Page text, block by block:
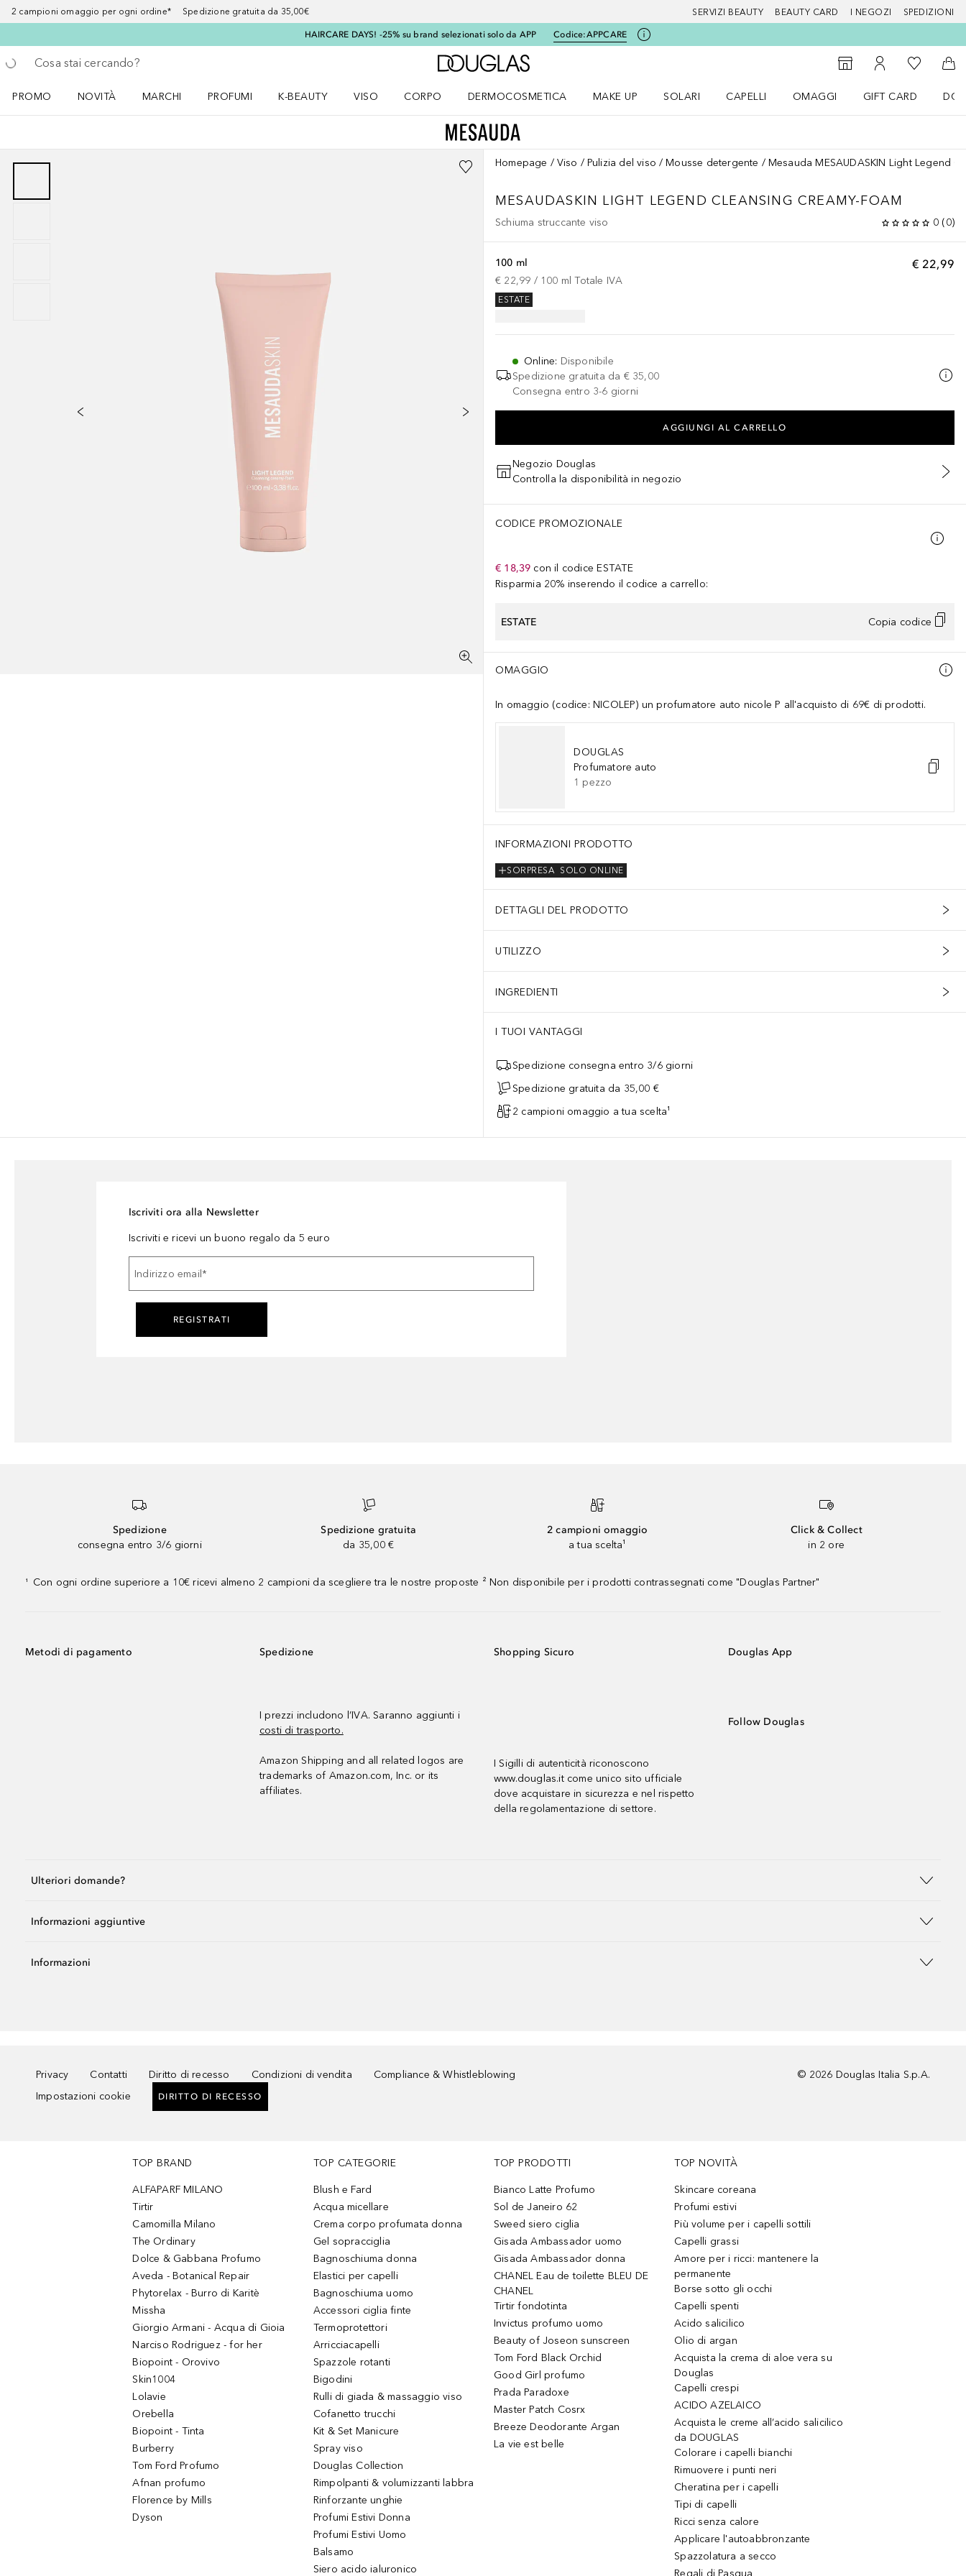
2 campioni omaggio per ogni ordine* Spedizione gratuita da 35,00€ SERVIZI BEAUTY BEAUTY CARD I NEGOZI SPEDIZIONI
HAIRCARE DAYS! -25% su brand selezionati solo da APP Codice:APPCARE
Torna indietro
Esegui ricerca
A Douglas Home
StorefinderAl Mio Account
Alla Mia
Al
PROMO
NOVITÀ
MARCHI
PROFUMI
K-BEAUTY
VISO
CORPO
DERMOCOSMETICA
MAKE UP
SOLARI
CAPELLI
OMAGGI
GIFT CARD
Homepage Viso Pulizia del viso Mousse detergente Mesauda MESAUDASKIN Light Legend
MESAUDASKIN LIGHT LEGEND CLEANSING CREAMY-FOAM
Schiuma struccante viso 0 (0)
€ 22,99
100 ml
€ 22,99 / 100 ml Totale IVA
ESTATE
Online: Disponibile
Spedizione gratuita da € 35,00
Consegna entro 3-6 giorni
AGGIUNGI AL CARRELLO
Negozio Douglas
Controlla la disponibilità in negozio
CODICE PROMOZIONALE
€ 18,39 con il codice ESTATE
Risparmia 20% inserendo il codice a carrello:
ESTATE Copia codice
OMAGGIO
In omaggio (codice: NICOLEP) un profumatore auto nicole P all'acquisto di 69€ di prodotti.
DOUGLAS
Profumatore auto
1 pezzo
INFORMAZIONI PRODOTTO
SOLO ONLINE
SORPRESA
DETTAGLI DEL PRODOTTO
UTILIZZO
INGREDIENTI
I TUOI VANTAGGI
Spedizione consegna entro 3/6 giorni
Spedizione gratuita da 35,00 €
2 campioni omaggio a tua scelta¹
Iscriviti ora alla Newsletter
Iscriviti e ricevi un buono regalo da 5 euro
Indirizzo email *
REGISTRATI
Spedizione
consegna entro 3/6 giorni
Spedizione gratuita
da 35,00 €
2 campioni omaggio
a tua scelta¹
Click & Collect
in 2 ore
¹ Con ogni ordine superiore a 10€ ricevi almeno 2 campioni da scegliere tra le nostre proposte ² Non disponibile per i prodotti contrassegnati come "Douglas Partner"
Metodi di pagamento Spedizione
I prezzi includono l’IVA. Saranno aggiunti i
costi di trasporto.
Amazon Shipping and all related logos are
trademarks of Amazon.com, Inc. or its
affiliates.
Shopping Sicuro
I Sigilli di autenticità riconoscono
www.douglas.it come unico sito ufficiale
dove acquistare in sicurezza e nel rispetto
della regolamentazione di settore.
Douglas App
Follow Douglas
Ulteriori domande?
Informazioni aggiuntive
Informazioni
Privacy Contatti Diritto di recesso Condizioni di vendita
Compliance & Whistleblowing
Impostazioni cookie
DIRITTO DI RECESSO
© 2026 Douglas Italia S.p.A.
TOP BRAND
ALFAPARF MILANO
Tirtir
Camomilla Milano
The Ordinary
Dolce & Gabbana Profumo
Aveda - Botanical Repair
Phytorelax - Burro di Karitè
Missha
Giorgio Armani - Acqua di Gioia
Narciso Rodriguez - for her
Biopoint - Orovivo
Skin1004
Lolavie
Orebella
Biopoint - Tinta
Burberry
Tom Ford Profumo
Afnan profumo
Florence by Mills
Dyson
TOP CATEGORIE
Blush e Fard
Acqua micellare
Crema corpo profumata donna
Gel sopracciglia
Bagnoschiuma donna
Elastici per capelli
Bagnoschiuma uomo
Accessori ciglia finte
Termoprotettori
Arricciacapelli
Spazzole rotanti
Bigodini
Rulli di giada & massaggio viso
Cofanetto trucchi
Kit & Set Manicure
Spray viso
Douglas Collection
Rimpolpanti & volumizzanti labbra
Rinforzante unghie
Profumi Estivi Donna
Profumi Estivi Uomo
Balsamo
Siero acido ialuronico
TOP PRODOTTI
Bianco Latte Profumo
Sol de Janeiro 62
Sweed siero ciglia
Gisada Ambassador uomo
Gisada Ambassador donna
CHANEL Eau de toilette BLEU DE
CHANEL
Tirtir fondotinta
Invictus profumo uomo
Beauty of Joseon sunscreen
Tom Ford Black Orchid
Good Girl profumo
Prada Paradoxe
Master Patch Cosrx
Breeze Deodorante Argan
La vie est belle
TOP NOVITÀ
Skincare coreana
Profumi estivi
Più volume per i capelli sottili
Capelli grassi
Amore per i ricci: mantenere la
permanente
Borse sotto gli occhi
Capelli spenti
Acido salicilico
Olio di argan
Acquista la crema di aloe vera su
Douglas
Capelli crespi
ACIDO AZELAICO
Acquista le creme all’acido salicilico
da DOUGLAS
Colorare i capelli bianchi
Rimuovere i punti neri
Cheratina per i capelli
Tipi di capelli
Ricci senza calore
Applicare l'autoabbronzante
Spazzolatura a secco
Regali di Pasqua